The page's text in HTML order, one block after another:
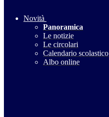
Novità
Panoramica
Le notizie
Le circolari
Calendario scolastico
Albo online